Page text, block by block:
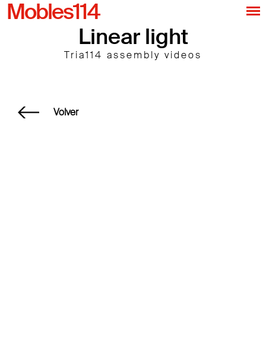
Mobles114
Linear light
Tria114 assembly videos
Volver